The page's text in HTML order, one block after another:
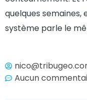
quelques semaines,
système parle le
Aucun